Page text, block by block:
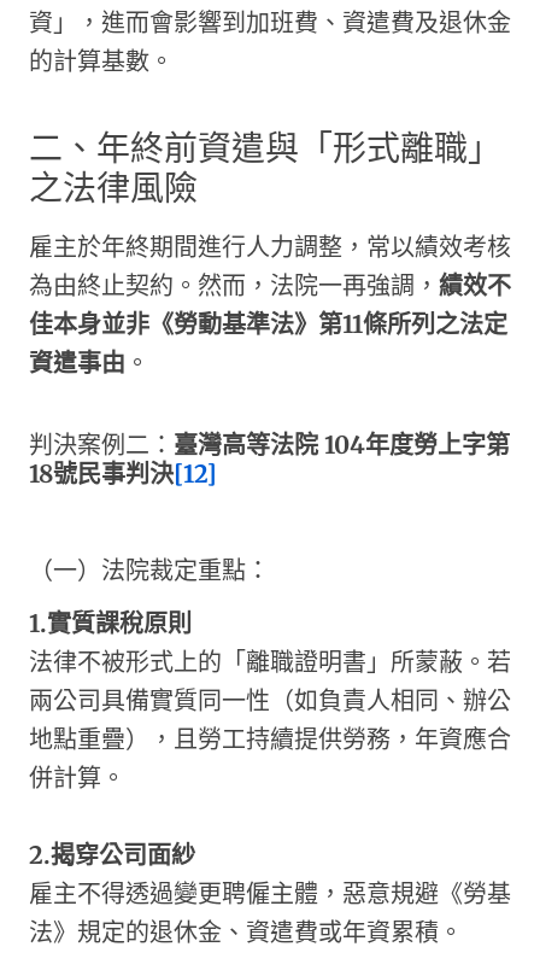
資」，進而會影響到加班費、資遣費及退休金
的計算基數。
二、年終前資遣與「形式離職」
之法律風險
雇主於年終期間進行人力調整，常以績效考核
為由終止契約。然而，法院一再強調， 績效不
佳本身並非《勞動基準法》第11條所列之法定
資遣事由 。
判決案例二： 臺灣高等法院104年度勞上字第
18號民事判決[12]
（一）法院裁定重點：
1.實質課稅原則
法律不被形式上的「離職證明書」所蒙蔽。若
兩公司具備實質同一性（如負責人相同、辦公
地點重疊），且勞工持續提供勞務，年資應合
併計算。
2.揭穿公司面紗
雇主不得透過變更聘僱主體，惡意規避《勞基
法》規定的退休金、資遣費或年資累積。